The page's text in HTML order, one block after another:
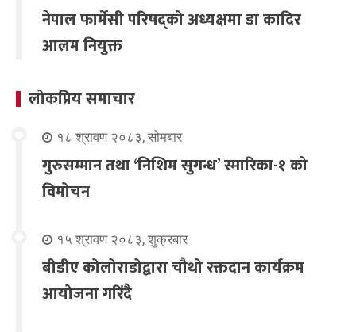
नेपाल फार्मेसी परिषद्को अध्यक्षमा डा कादिर
आलम नियुक्त
लोकप्रिय समाचार
१८ श्रावण २०८३, सोमबार
गुरुसम्मान तथा ‘निशिम सुगन्ध’ स्मारिका-१ को
विमोचन
१५ श्रावण २०८३, शुक्रबार
बीडीए कोलोराडोद्वारा चौथो रक्तदान कार्यक्रम
आयोजना गरिंदै